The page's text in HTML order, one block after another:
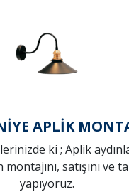
APLİK
ki ; Aplik
satışını ve
yapıyoruz.